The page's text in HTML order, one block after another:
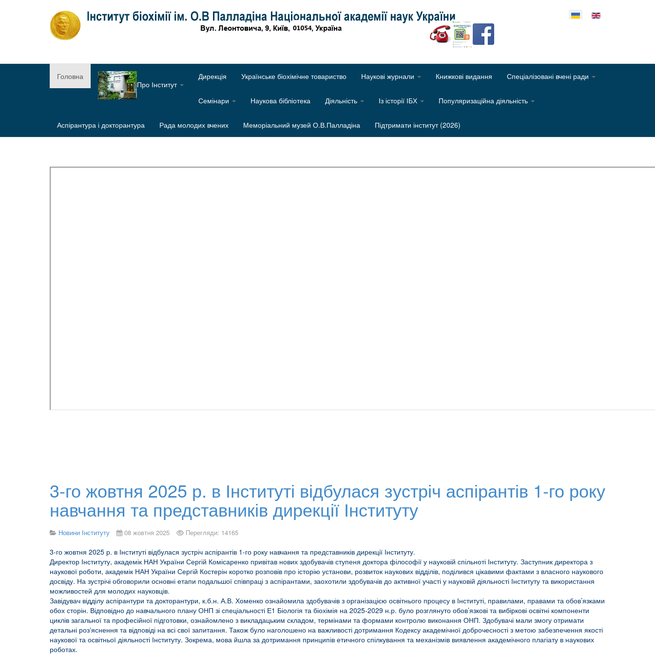
Оберіть свою мову
Головна
Про Інститут
Дирекція Українське біохімічне товариство Наукові журнали Книжкові видання Спеціалізовані вчені ради
Семінари Наукова бібліотека Діяльність Із історії ІБХ Популяризаційна діяльність
Аспірантура і докторантура Рада молодих вчених Меморіальний музей О.В.Палладіна Підтримати інститут (2026)
3-го жовтня 2025 р. в Інституті відбулася зустріч аспірантів 1-го року
навчання та представників дирекції Інституту
Новини Інституту 08 жовтня 2025 Перегляди: 14165
3-го жовтня 2025 р. в Інституті відбулася зустріч аспірантів 1-го року навчання та представників дирекції Інституту.
Директор Інституту, академік НАН України Сергій Комісаренко привітав нових здобувачів ступеня доктора філософії у науковій спільноті Інституту. Заступник директора з
наукової роботи, академік НАН України Сергій Костерін коротко розповів про історію установи, розвиток наукових відділів, поділився цікавими фактами з власного наукового
досвіду. На зустрічі обговорили основні етапи подальшої співпраці з аспірантами, заохотили здобувачів до активної участі у науковій діяльності Інституту та використання
можливостей для молодих науковців.
Завідувач відділу аспірантури та докторантури, к.б.н. А.В. Хоменко ознайомила здобувачів з організацією освітнього процесу в Інституті, правилами, правами та обов’язками
обох сторін. Відповідно до навчального плану ОНП зі спеціальності Е1 Біологія та біохімія на 2025-2029 н.р. було розглянуто обов’язкові та вибіркові освітні компоненти
циклів загальної та професійної підготовки, ознайомлено з викладацьким складом, термінами та формами контролю виконання ОНП. Здобувачі мали змогу отримати
детальні розʼяснення та відповіді на всі свої запитання. Також було наголошено на важливості дотримання Кодексу академічної доброчесності з метою забезпечення якості
наукової та освітньої діяльності Інституту. Зокрема, мова йшла за дотримання принципів етичного спілкування та механізмів виявлення академічного плагіату в наукових
роботах.